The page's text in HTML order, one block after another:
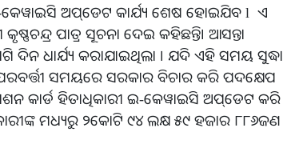
କେୱାଇସି ଅପ୍‌ଡେଟ କାର୍ଯ୍ୟ ଶେଷ ହୋଇଯିବ l ଏ
ପାତ୍ର ସୂଚନା ଦେଇ କହିଛନ୍ତି। ଆସନ୍ତା
ଦିନ ଧାର୍ଯ୍ୟ କରାଯାଇଥିଲା । ଯଦି ଏହି ସମୟ ସୁଦ୍ଧା
ସମୟରେ ସରକାର ବିଚାର କରି ପଦକ୍ଷେପ
କାର୍ଡ ହିତାଧିକାରୀ ଇ-କେୱାଇସି ଅପ୍‌ଡେଟ କରି
ମଧ୍ୟରୁ ୨କୋଟି ୯୪ ଲକ୍ଷ ୫୯ ହଜାର ୮୮୬ଜଣ